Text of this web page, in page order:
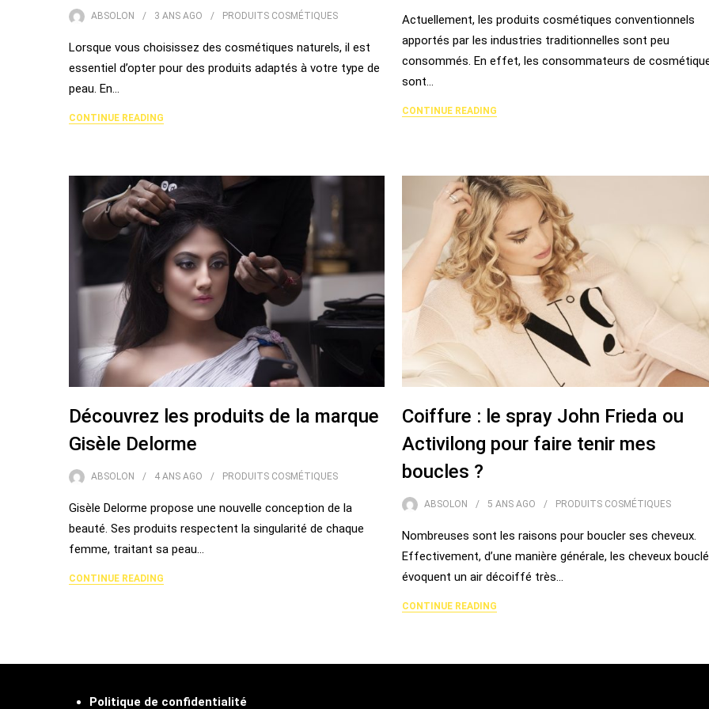
ABSOLON 3 ANS AGO PRODUITS COSMÉTIQUES
Lorsque vous choisissez des cosmétiques naturels, il est
essentiel d’opter pour des produits adaptés à votre type de
peau. En…
CONTINUE READING
Actuellement, les produits cosmétiques conventionnels
apportés par les industries traditionnelles sont peu
consommés. En effet, les consommateurs de
sont…
CONTINUE READING
Découvrez les produits de la marque
Gisèle Delorme
ABSOLON 4 ANS AGO PRODUITS COSMÉTIQUES
Gisèle Delorme propose une nouvelle conception de la
beauté. Ses produits respectent la singularité de chaque
femme, traitant sa peau…
CONTINUE READING
Coiffure : le spray John Frieda ou
Activilong pour faire tenir mes
boucles ?
ABSOLON 5 ANSAGO PRODUITS COSMÉTIQUES
Nombreuses sont les raisons pour boucler ses cheveux.
Effectivement, d’une manière générale, les cheveux
évoquent un air décoiffé très…
CONTINUE READING
Politique de confidentialité